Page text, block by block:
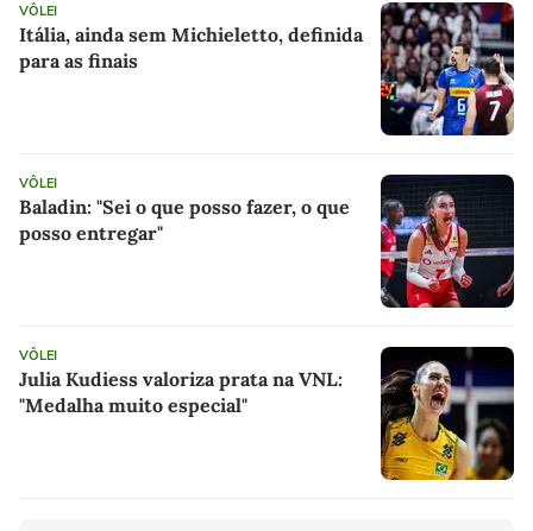
VÔLEI
Itália, ainda sem Michieletto, definida
para as finais
VÔLEI
Baladin: "Sei o que posso fazer, o que
posso entregar"
VÔLEI
Julia Kudiess valoriza prata na VNL:
"Medalha muito especial"